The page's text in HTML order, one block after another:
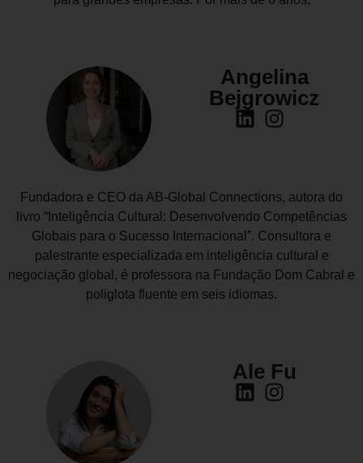
Angelina
Bejgrowicz
Fundadora e CEO da AB-Global Connections, autora do
livro “Inteligência Cultural: Desenvolvendo Competências
Globais para o Sucesso Internacional”. Consultora e
palestrante especializada em inteligência cultural e
negociação global, é professora na Fundação Dom Cabral e
poliglota fluente em seis idiomas.
Ale Fu